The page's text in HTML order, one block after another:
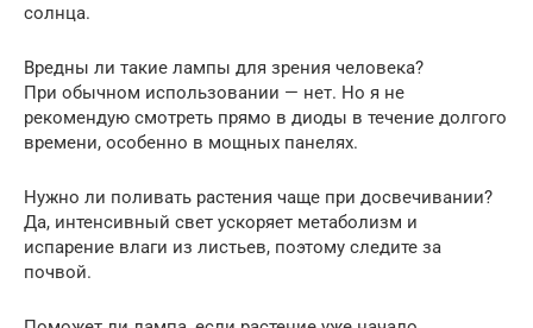
солнца.
Вредны ли такие лампы для зрения человека?
При обычном использовании — нет. Но я не
рекомендую смотреть прямо в диоды в течение долгого
времени, особенно в мощных панелях.
Нужно ли поливать растения чаще при досвечивании?
Да, интенсивный свет ускоряет метаболизм и
испарение влаги из листьев, поэтому следите за
почвой.